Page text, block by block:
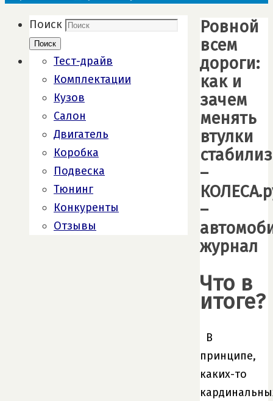
Ровной
всем
дороги:
как и
зачем
менять
втулки
–
–
журнал
Что в
итоге?
В
принципе,
каких-то
Поиск
Поиск
Тест-драйв
Комплектации
Кузов
Салон
Двигатель
Коробка
Подвеска
Тюнинг
Конкуренты
Отзывы